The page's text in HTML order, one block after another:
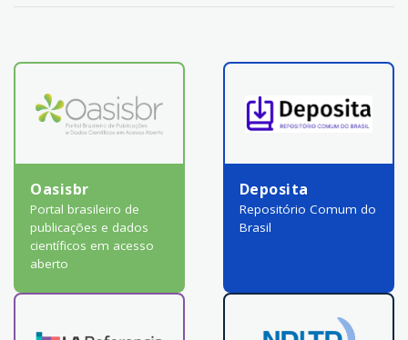
Oasisbr
Portal brasileiro de
publicações e dados
científicos em acesso
aberto
Deposita
Repositório Comum do
Brasil